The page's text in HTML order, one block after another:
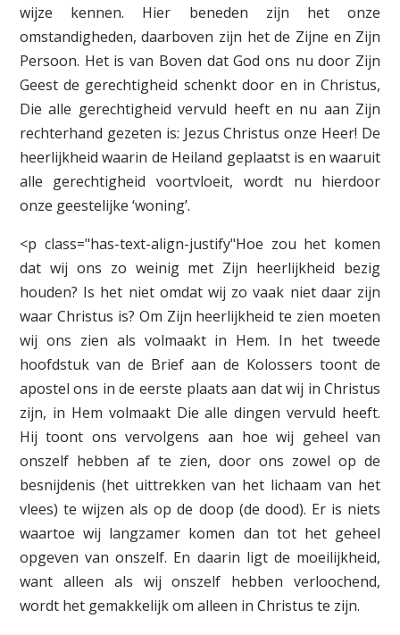
wijze kennen. Hier beneden zijn het onze
omstandigheden, daarboven zijn het de Zijne en Zijn
Persoon. Het is van Boven dat God ons nu door Zijn
Geest de gerechtigheid schenkt door en in Christus,
Die alle gerechtigheid vervuld heeft en nu aan Zijn
rechterhand gezeten is: Jezus Christus onze Heer! De
heerlijkheid waarin de Heiland geplaatst is en waaruit
alle gerechtigheid voortvloeit, wordt nu hierdoor
onze geestelijke ‘woning’.
<p class="has-text-align-justify"Hoe zou het komen
dat wij ons zo weinig met Zijn heerlijkheid bezig
houden? Is het niet omdat wij zo vaak niet daar zijn
waar Christus is? Om Zijn heerlijkheid te zien moeten
wij ons zien als volmaakt in Hem. In het tweede
hoofdstuk van de Brief aan de Kolossers toont de
apostel ons in de eerste plaats aan dat wij in Christus
zijn, in Hem volmaakt Die alle dingen vervuld heeft.
Hij toont ons vervolgens aan hoe wij geheel van
onszelf hebben af te zien, door ons zowel op de
besnijdenis (het uittrekken van het lichaam van het
vlees) te wijzen als op de doop (de dood). Er is niets
waartoe wij langzamer komen dan tot het geheel
opgeven van onszelf. En daarin ligt de moeilijkheid,
want alleen als wij onszelf hebben verloochend,
wordt het gemakkelijk om alleen in Christus te zijn.